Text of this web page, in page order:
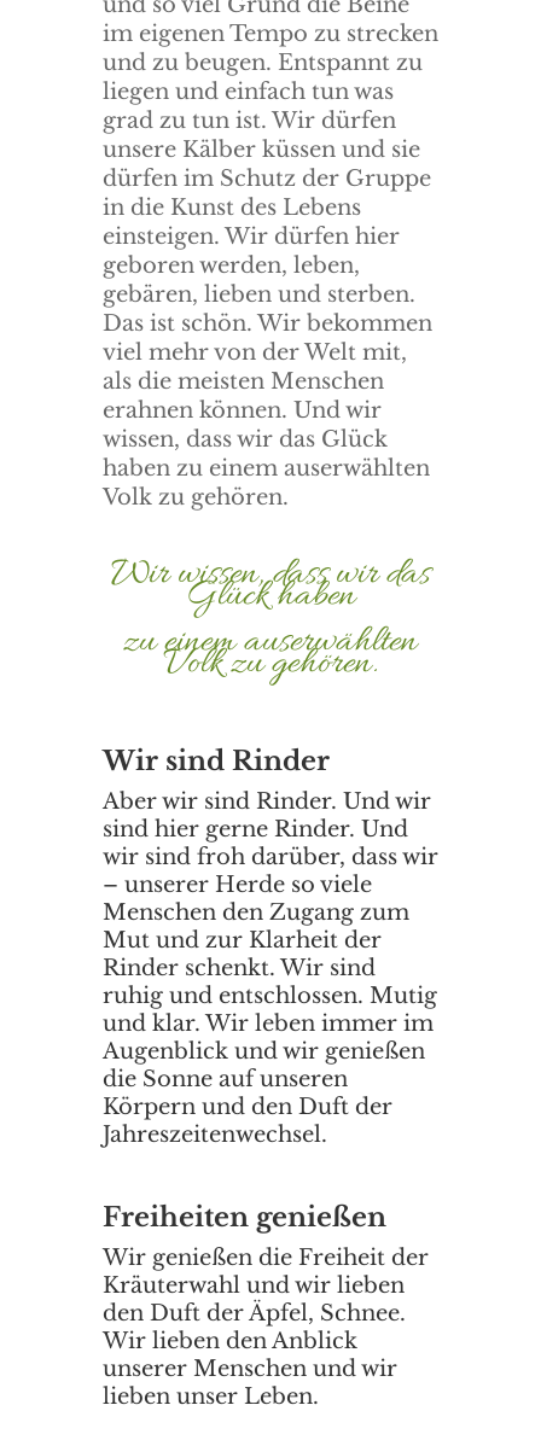
im eigenen Tempo zu strecken
und zu beugen. Entspannt zu
liegen und einfach tun was
grad zu tun ist. Wir dürfen
unsere Kälber küssen und sie
dürfen im Schutz der Gruppe
in die Kunst des Lebens
einsteigen. Wir dürfen hier
geboren werden, leben,
gebären, lieben und sterben.
Das ist schön. Wir bekommen
viel mehr von der Welt mit,
als die meisten Menschen
erahnen können. Und wir
wissen, dass wir das Glück
haben zu einem auserwählten
Volk zu gehören.
Wir wissen, dass wir das
Glück haben
zu einem auserwählten
Volk zu gehören.
Wir sind Rinder
Aber wir sind Rinder. Und wir
sind hier gerne Rinder. Und
wir sind froh darüber, dass wir
– unserer Herde so viele
Menschen den Zugang zum
Mut und zur Klarheit der
Rinder schenkt. Wir sind
ruhig und entschlossen. Mutig
und klar. Wir leben immer im
Augenblick und wir genießen
die Sonne auf unseren
Körpern und den Duft der
Jahreszeitenwechsel.
Freiheiten genießen
Wir genießen die Freiheit der
Kräuterwahl und wir lieben
den Duft der Äpfel, Schnee.
Wir lieben den Anblick
unserer Menschen und wir
lieben unser Leben.